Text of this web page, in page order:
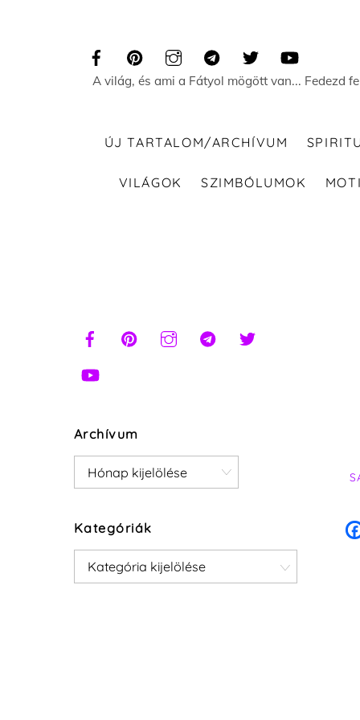
A világ, és ami a Fátyol mögött van... Fedezd
ÚJ TARTALOM/ARCHÍVUM
VILÁGOK SZIMBÓLUMOK
Archívum
Archívum
Kategóriák
Kategóriák